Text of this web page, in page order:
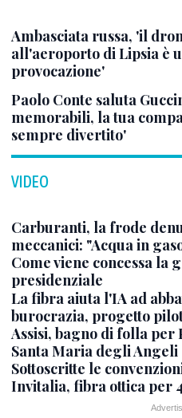
Ambasciata russa, 'il
all'aeroporto di Lipsia è
provocazione'
Paolo Conte saluta
memorabili, la tua
sempre divertito'
VIDEO
Carburanti, la frode
meccanici: "Acqua in
Come viene concessa la
presidenziale
La fibra aiuta l'IA ad
burocrazia, progetto
Assisi, bagno di folla per
Santa Maria degli Angeli
Sottoscritte le
Invitalia, fibra ottica per